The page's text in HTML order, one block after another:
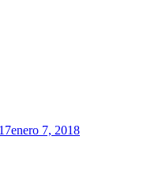
enero 7, 2018